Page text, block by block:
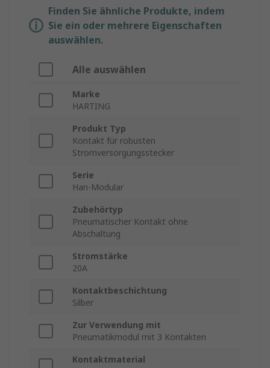
Finden Sie ähnliche Produkte, indem
Sie ein oder mehrere Eigenschaften
auswählen.
Alle auswählen
Marke
HARTING
Produkt Typ
Kontakt für robusten
Stromversorgungsstecker
Serie
Han-Modular
Zubehörtyp
Pneumatischer Kontakt ohne
Abschaltung
Stromstärke
20A
Kontaktbeschichtung
Silber
Zur Verwendung mit
Pneumatikmodul mit 3 Kontakten
Kontaktmaterial